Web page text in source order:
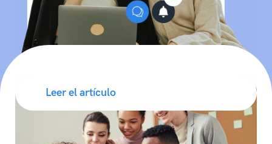
Leer el artículo